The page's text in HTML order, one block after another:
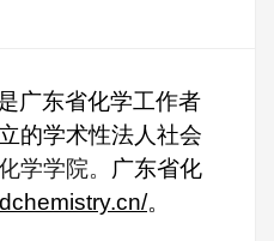
广东省化学工作者
的学术性法人社会
学学院。 广东省化
。